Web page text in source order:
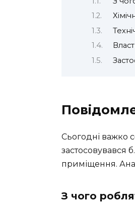
Сьогодні важко
застосовувався
приміщення.
З чого